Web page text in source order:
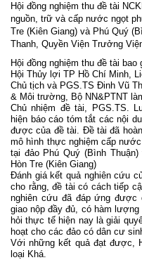
Hội đồng nghiệm thu đề tài
nguồn, trữ và cấp nước ngọt
Tre (Kiên Giang) và Phú Quý
Thanh, Quyền Viện Trưởng
Hội đồng nghiệm thu đề tài bao
Hội Thủy lợi TP Hồ Chí Minh,
Chủ tịch và PGS.TS Đinh Vũ
& Môi trường, Bộ NN&PTNT
Chủ nhiệm đề tài, PGS.TS.
hiện báo cáo tóm tắt các nội
được của đề tài. Đề tài đã
mô hình thực nghiệm cấp
tại đảo Phú Quý (Bình
Hòn Tre (Kiên Giang)
Đánh giá kết quả nghiên cứu
cho rằng, đề tài có cách tiếp
nghiên cứu đã đáp ứng được
giao nộp đầy đủ, có hàm
hỏi thực tế hiện nay là giải
hoạt cho các đảo có dân cư
Với những kết quả đạt được,
loại Khá.